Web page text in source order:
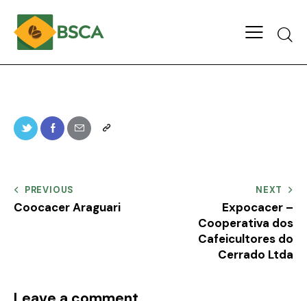
PREVIOUS
Coocacer Araguari
NEXT
Expocacer –
Cooperativa dos
Cafeicultores do
Cerrado Ltda